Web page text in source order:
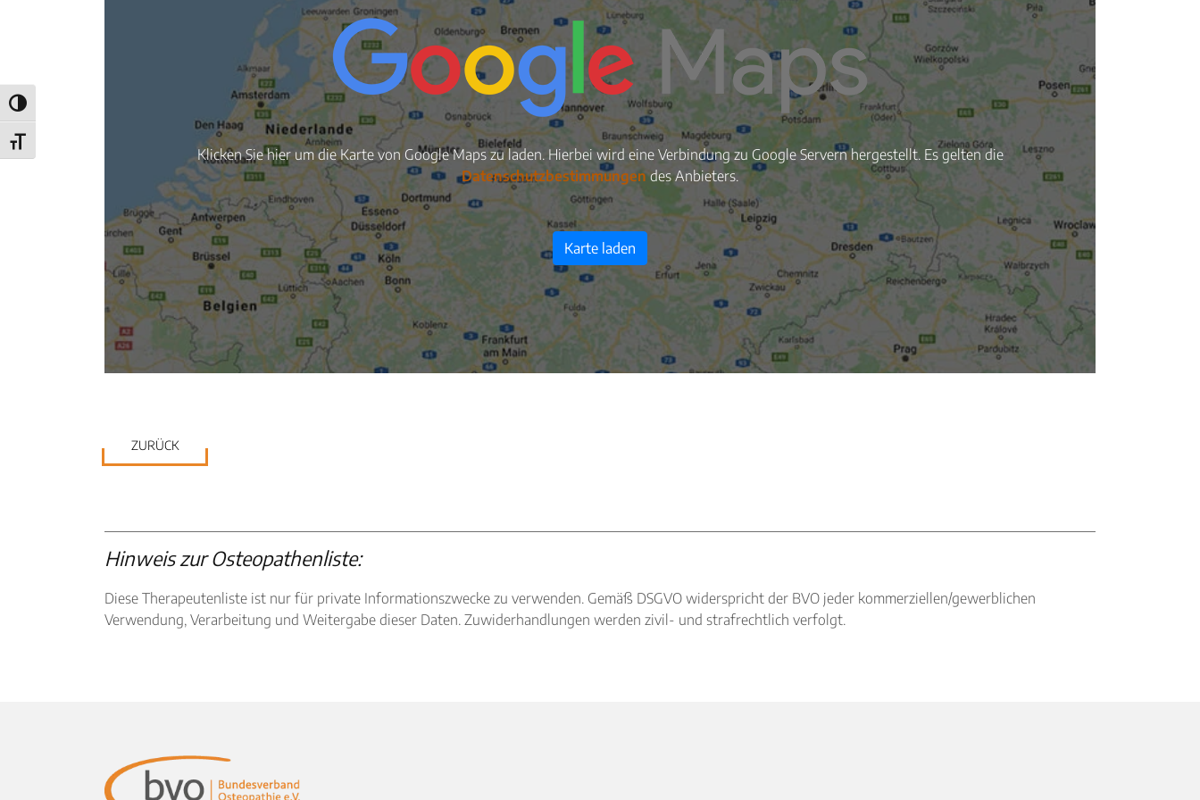
Umschalten auf hohe Kontraste
Schrift vergrößern
Klicken Sie hier um die Karte von Google Maps zu laden. Hierbei wird eine Verbindung zu Google Servern hergestellt. Es gelten die
Datenschutzbestimmungendes Anbieters.
Karte laden
ZURÜCK
Hinweis zur Osteopathenliste:
Diese Therapeutenliste ist nur für private Informationszwecke zu verwenden. Gemäß DSGVO widerspricht der BVO jeder kommerziellen/gewerblichen
Verwendung, Verarbeitung und Weitergabe dieser Daten. Zuwiderhandlungen werden zivil- und strafrechtlich verfolgt.